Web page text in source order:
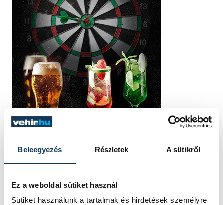
Beleegyezés Részletek A sütikről
Ez a weboldal sütiket használ
Sütiket használunk a tartalmak és hirdetések személyre